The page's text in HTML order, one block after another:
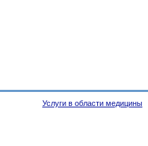
Услуги в области медицины